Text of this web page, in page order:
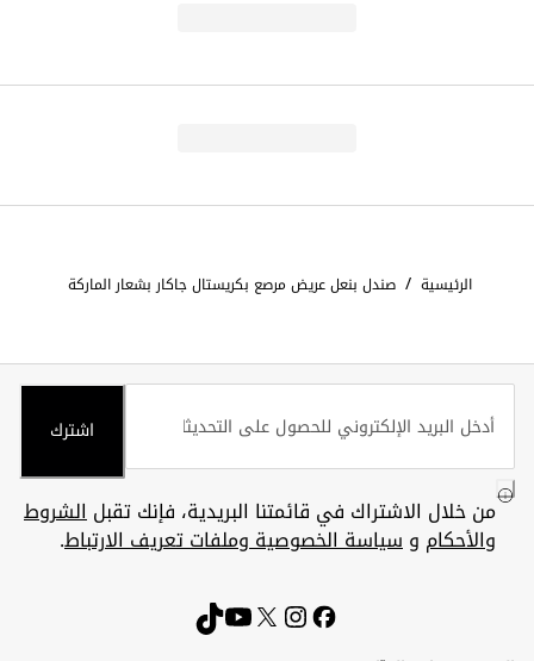
الرئيسية / صندل بنعل عريض مرصع بكريستال جاكار بشعار الماركة
اشترك
من خلال الاشتراك في قائمتنا البريدية، فإنك تقبلالشروط
والأحكام وسياسة الخصوصية وملفات تعريف الارتباط.